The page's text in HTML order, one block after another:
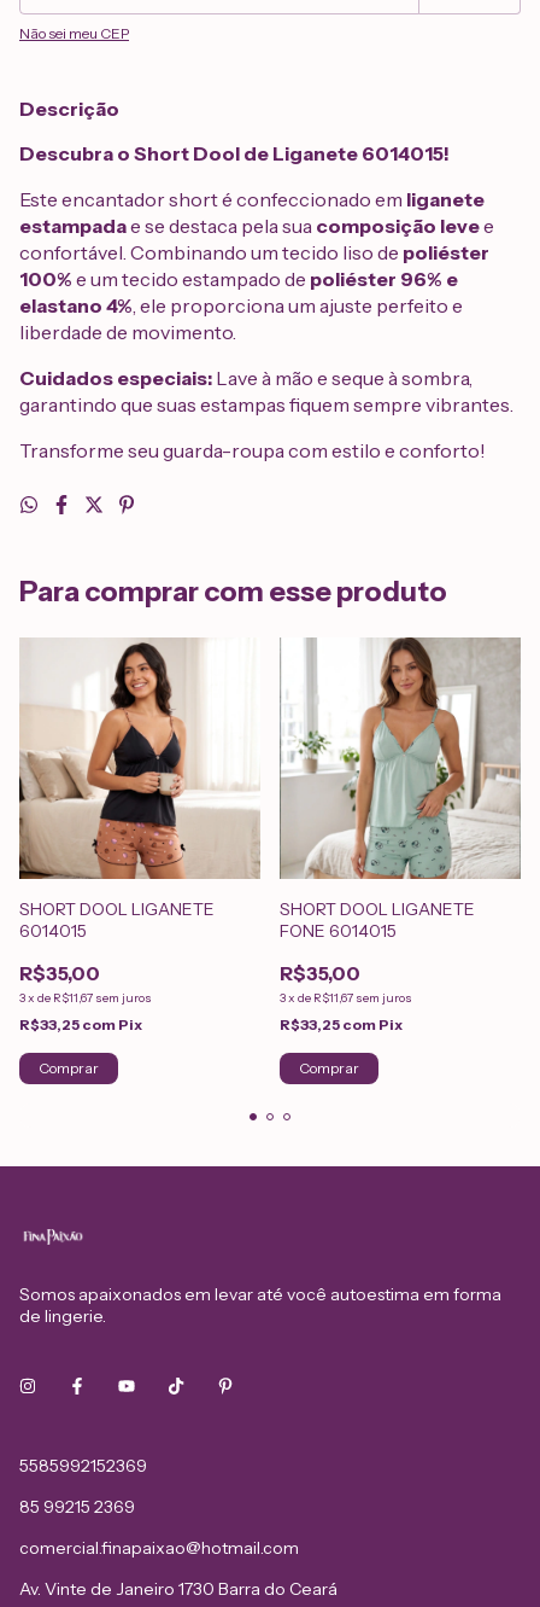
Não sei meu CEP
Descrição
Descubra o Short Dool de Liganete 6014015!
Este encantador short é confeccionado em liganete
estampadae se destaca pela sua composição levee
confortável. Combinando um tecido liso de poliéster
100% e um tecido estampado de poliéster 96% e
elastano 4%, ele proporciona um ajuste perfeito e
liberdade de movimento.
Cuidados especiais: Lave à mão e seque à sombra,
garantindo que suas estampas fiquem sempre vibrantes.
Transforme seu guarda-roupa com estilo e conforto!
Para comprar com esse produto
SHORT DOOL LIGANETE
6014015
R$35,00
3x de R$11,67 sem juros
R$33,25 com Pix
Comprar
SHORT DOOL LIGANETE
FONE 6014015
R$35,00
3x de R$11,67 sem juros
R$33,25 com Pix
Comprar
Somos apaixonados em levar até você autoestima em forma
de lingerie.
5585992152369
85 99215 2369
comercial.finapaixao@hotmail.com
Av. Vinte de Janeiro 1730 Barra do Ceará